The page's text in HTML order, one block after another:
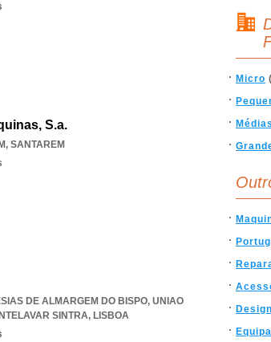
S.a.
, SANTAREM
DE ALMARGEM DO BISPO, UNIAO
SINTRA, LISBOA
Micro
Médias
Design